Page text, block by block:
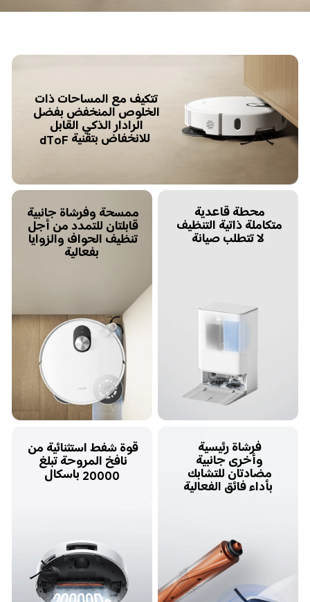
تتكيف مع المساحات ذات
الخلوص المنخفض بفضل
الرادار الذكي القابل
للانخفاض بتقنية dToF
ممسحة وفرشاة جانبية
قابلتان للتمدد من أجل
تنظيف الحواف والزوايا
بفعالية
محطة قاعدية
متكاملة ذاتية التنظيف
لا تتطلب صيانة
قوة شفط استثنائية من
نافخ المروحة تبلغ
20000 باسكال
فرشاة رئيسية
وأخرى جانبية
مضادتان للتشابك
بأداء فائق الفعالية